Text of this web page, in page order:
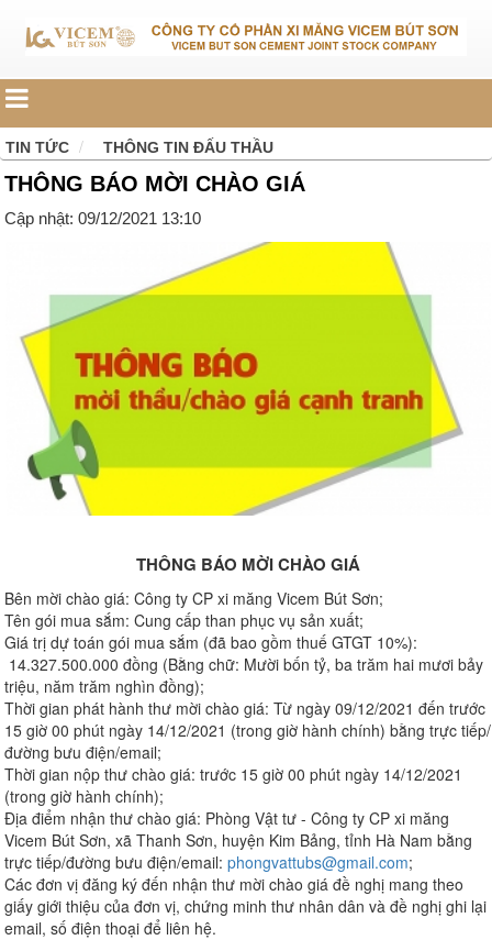
TIN TỨC THÔNG TIN ĐẤU THẦU
THÔNG BÁO MỜI CHÀO GIÁ
Cập nhật: 09/12/2021 13:10
THÔNG BÁO MỜI CHÀO GIÁ
Bên mời chào giá: Công ty CP xi măng Vicem Bút Sơn;
Tên gói mua sắm: Cung cấp than phục vụ sản xuất;
Giá trị dự toán gói mua sắm (đã bao gồm thuế GTGT 10%):
14.327.500.000 đồng (Bằng chữ: Mười bốn tỷ, ba trăm hai mươi bảy
triệu, năm trăm nghìn đồng);
Thời gian phát hành thư mời chào giá: Từ ngày 09/12/2021 đến trước
15 giờ 00 phút ngày 14/12/2021 (trong giờ hành chính) bằng trực tiếp/
đường bưu điện/email;
Thời gian nộp thư chào giá: trước 15 giờ 00 phút ngày 14/12/2021
(trong giờ hành chính);
Địa điểm nhận thư chào giá: Phòng Vật tư - Công ty CP xi măng
Vicem Bút Sơn, xã Thanh Sơn, huyện Kim Bảng, tỉnh Hà Nam bằng
trực tiếp/đường bưu điện/email: phongvattubs@gmail.com;
Các đơn vị đăng ký đến nhận thư mời chào giá đề nghị mang theo
giấy giới thiệu của đơn vị, chứng minh thư nhân dân và đề nghị ghi lại
email, số điện thoại để liên hệ.